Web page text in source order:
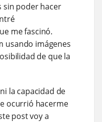
sin poder hacer
me fascinó.
usando imágenes
de que la
la capacidad de
ocurrió hacerme
post voy a